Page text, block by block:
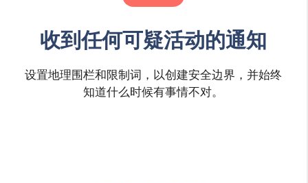
收到任何可疑活动的通知
设置地理围栏和限制词，以创建安全边界，并始终
知道什么时候有事情不对。